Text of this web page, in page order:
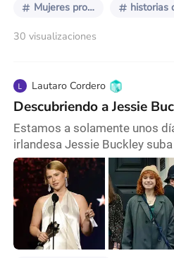
Mujeres protagonistas
30 visualizaciones
Lautaro Cordero
Descubriendo a Jessie
Estamos a solamente unos
irlandesa Jessie Buckley
Teathre, el próximo 15 de
primer premio Oscar como
protagónico por su labor en el
donde ella interpreta a Agnes
Shakespeare. Papel por el
BAFTA, un Critics’ Choice